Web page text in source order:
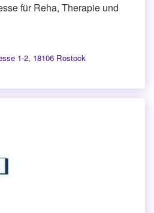
für Reha, Therapie und
1-2, 18106 Rostock